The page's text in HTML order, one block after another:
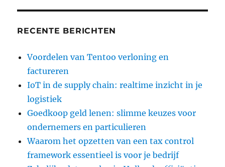
RECENTE BERICHTEN
Voordelen van Tentoo verloning en
factureren
IoT in de supply chain: realtime inzicht in je
logistiek
Goedkoop geld lenen: slimme keuzes voor
ondernemers en particulieren
Waarom het opzetten van een tax control
framework essentieel is voor je bedrijf